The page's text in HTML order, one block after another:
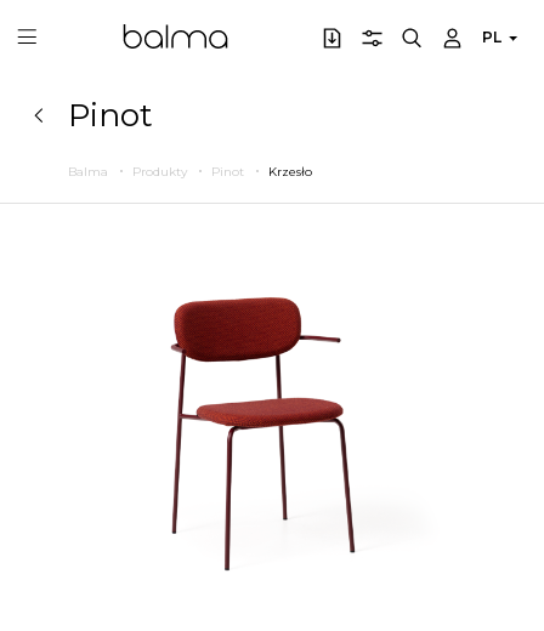
PL
Pinot
Balma Produkty Pinot Krzesło